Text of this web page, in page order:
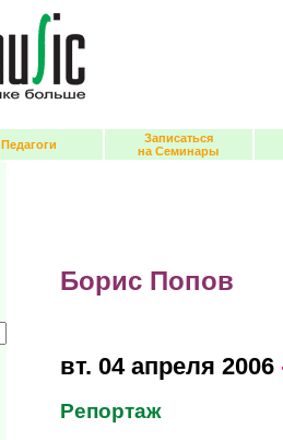
Педагоги
Записаться
на Семинары
Борис Попов
вт. 04 апреля 2006
Репортаж